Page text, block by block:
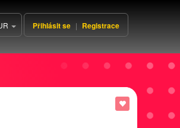
Přihlásit se | Registrace